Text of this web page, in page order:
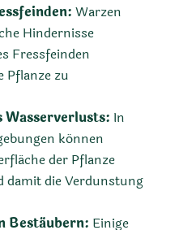
Warzen
Hindernisse
Fressfeinden
Pflanze zu
Wasserverlusts: In
können
der Pflanze
damit die Verdunstung
Bestäubern: Einige